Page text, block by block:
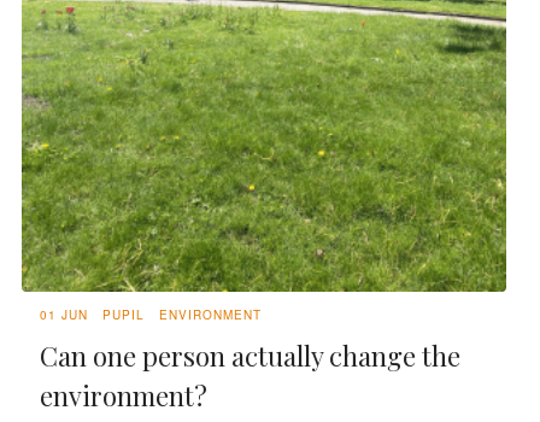
01 JUN PUPIL ENVIRONMENT
Can one person actually change the
environment?